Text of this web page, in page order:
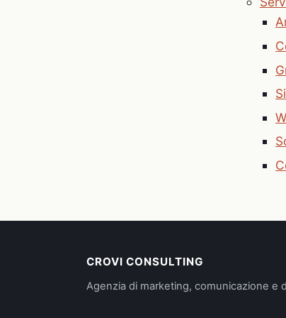
CROVI CONSULTING
Agenzia di marketing, comunicazione e